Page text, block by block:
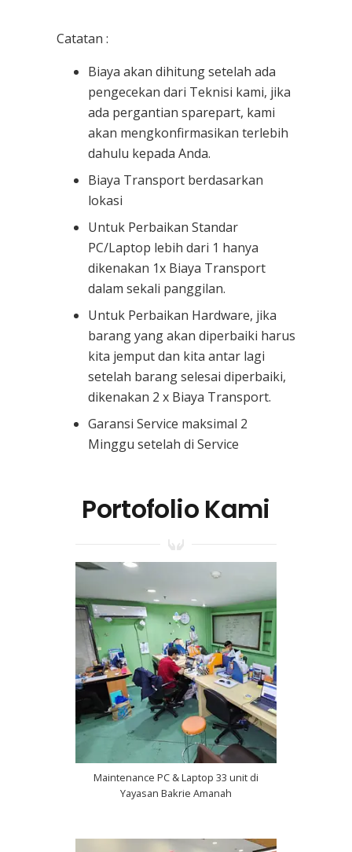
Catatan :
Biaya akan dihitung setelah ada
pengecekan dari Teknisi kami, jika
ada pergantian sparepart, kami
akan mengkonfirmasikan terlebih
dahulu kepada Anda.
Biaya Transport berdasarkan
lokasi
Untuk Perbaikan Standar
PC/Laptop lebih dari 1 hanya
dikenakan 1x Biaya Transport
dalam sekali panggilan.
Untuk Perbaikan Hardware, jika
barang yang akan diperbaiki harus
kita jemput dan kita antar lagi
setelah barang selesai diperbaiki,
dikenakan 2 x Biaya Transport.
Garansi Service maksimal 2
Minggu setelah di Service
Portofolio Kami
Maintenance PC & Laptop 33 unit di
Yayasan Bakrie Amanah